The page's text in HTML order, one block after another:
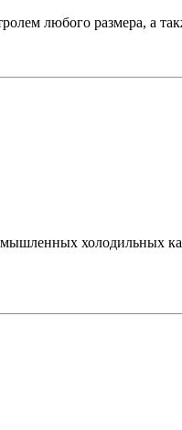
любого размера, а
холодильных